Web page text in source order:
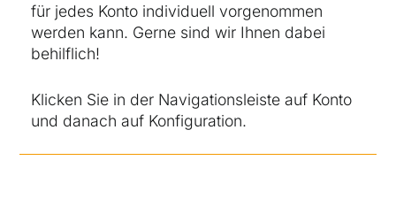
für jedes Konto individuell vorgenommen
werden kann. Gerne sind wir Ihnen dabei
behilflich!
Klicken Sie in der Navigationsleiste auf Konto
und danach auf Konfiguration.